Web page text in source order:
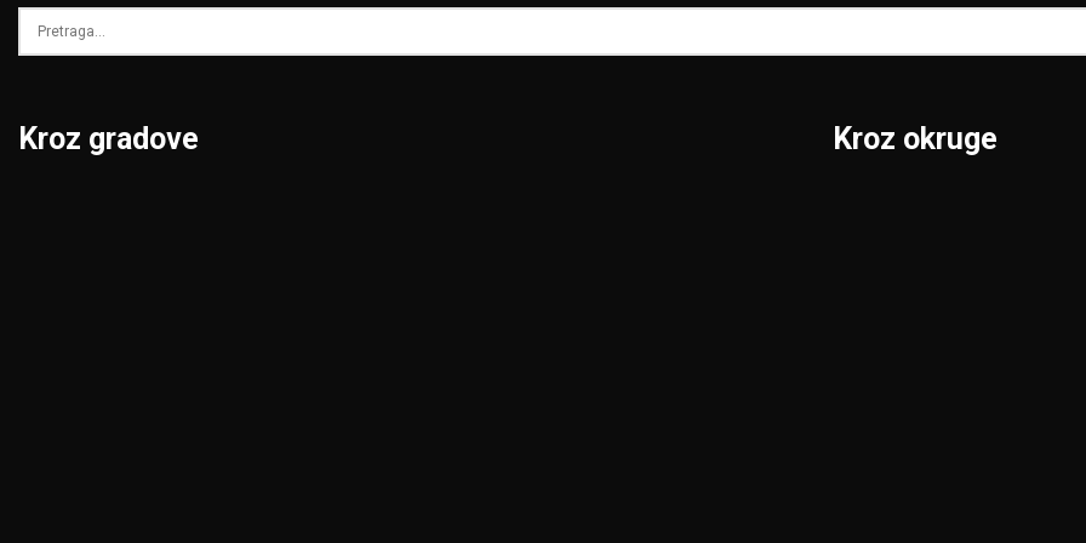
Kroz gradove Kroz okruge